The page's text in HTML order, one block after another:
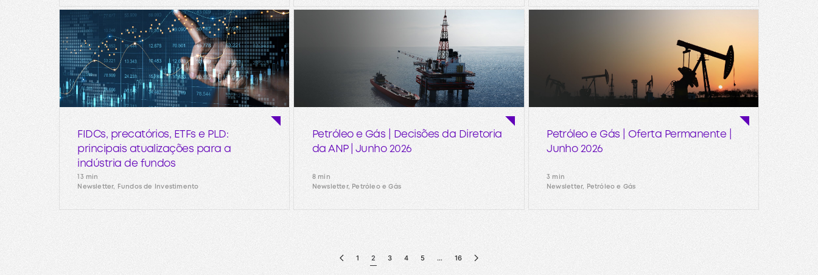
FIDCs, precatórios, ETFs e PLD:
principais atualizações para a
indústria de fundos
13 min
Newsletter, Fundos de Investimento
Petróleo e Gás | Decisões da Diretoria
da ANP | Junho 2026
8 min
Newsletter, Petróleo e Gás
Petróleo e Gás | Oferta Permanente |
Junho 2026
3 min
Newsletter, Petróleo e Gás
1 2 3 4 5 … 16